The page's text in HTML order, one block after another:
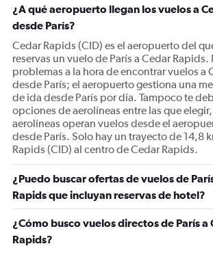
¿A qué aeropuerto llegan los vuelos a
desde París?
Cedar Rapids (CID) es el aeropuerto del
reservas un vuelo de París a Cedar
problemas a la hora de encontrar vuelos a
desde París; el aeropuerto gestiona una
de ida desde París por día. Tampoco te
opciones de aerolíneas entre las que
aerolíneas operan vuelos desde el
desde París. Solo hay un trayecto de 14,8
Rapids (CID) al centro de Cedar Rapids.
¿Puedo buscar ofertas de vuelos de
Rapids que incluyan reservas de hotel?
¿Cómo busco vuelos directos de París a
Rapids?